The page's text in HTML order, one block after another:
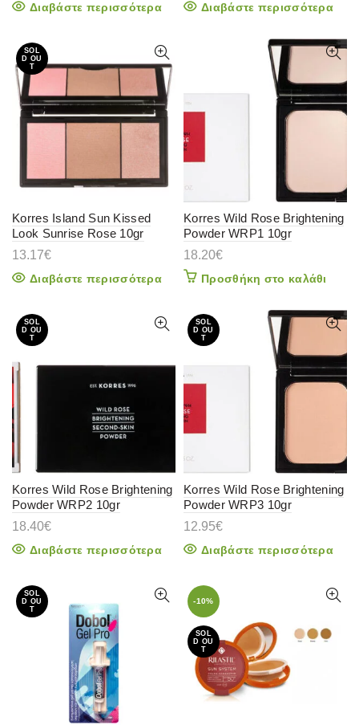
Διαβάστε περισσότερα Διαβάστε περισσότερα
SOL
D OU
T
Korres Island Sun Kissed
Look Sunrise Rose 10gr
13.17€
Διαβάστε περισσότερα
Korres Wild Rose Brightening
Powder WRP1 10gr
18.20€
Προσθήκη στο καλάθι
SOL
D OU
T
Korres Wild Rose Brightening
Powder WRP2 10gr
18.40€
Διαβάστε περισσότερα
SOL
D OU
T
Korres Wild Rose Brightening
Powder WRP3 10gr
12.95€
Διαβάστε περισσότερα
SOL
D OU
T
-10%
SOL
D OU
T